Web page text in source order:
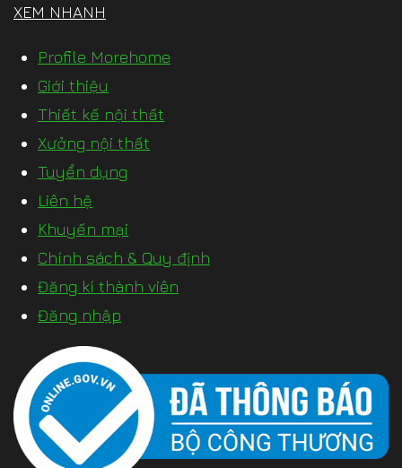
XEM NHANH
Profile Morehome
Giới thiệu
Thiết kế nội thất
Xưởng nội thất
Tuyển dụng
Liên hệ
Khuyến mại
Chính sách & Quy định
Đăng kí thành viên
Đăng nhập